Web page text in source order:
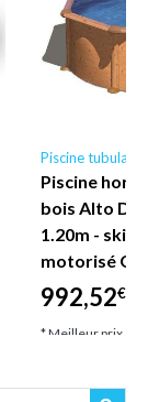
Piscine tubulaire
Piscine hors
bois Alto
1.20m -
motorisé
992,52€*
* Meilleur prix